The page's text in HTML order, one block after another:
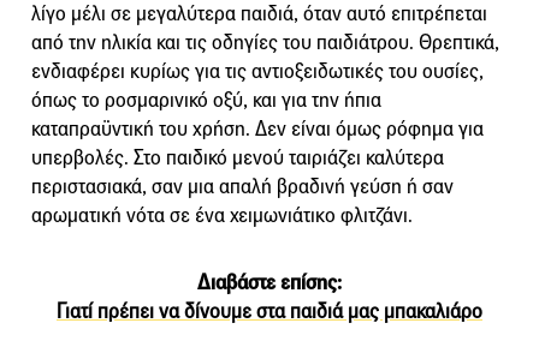
λίγο μέλι σε μεγαλύτερα παιδιά, όταν αυτό επιτρέπεται
από την ηλικία και τις οδηγίες του παιδιάτρου. Θρεπτικά,
ενδιαφέρει κυρίως για τις αντιοξειδωτικές του ουσίες,
όπως το ροσμαρινικό οξύ, και για την ήπια
καταπραϋντική του χρήση. Δεν είναι όμως ρόφημα για
υπερβολές. Στο παιδικό μενού ταιριάζει καλύτερα
περιστασιακά, σαν μια απαλή βραδινή γεύση ή σαν
αρωματική νότα σε ένα χειμωνιάτικο φλιτζάνι.
Διαβάστε επίσης:
Γιατί πρέπει να δίνουμε στα παιδιά μας μπακαλιάρο